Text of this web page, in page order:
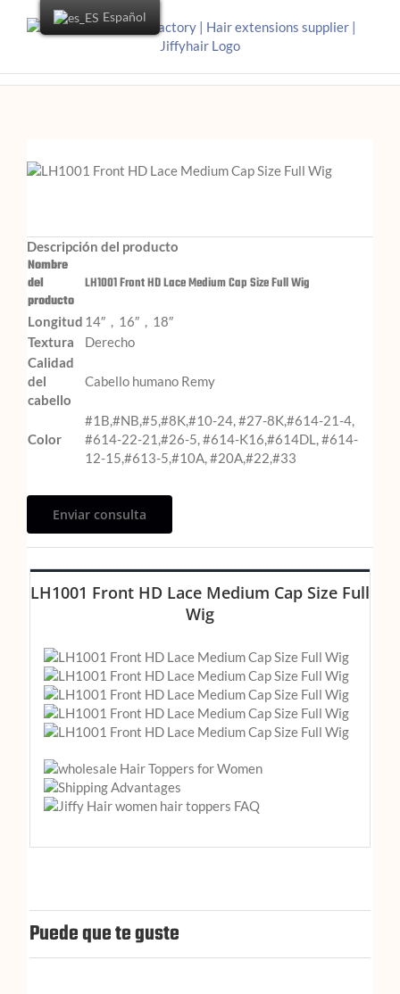
Descripción del producto
Nombre
del
producto
LH1001 Front HD Lace Medium Cap Size Full Wig
Longitud 14″，16″，18″
Textura
Derecho
Calidad
del
cabello
Cabello humano Remy
Color
#1B,#NB,#5,#8K,#10-24, #27-8K,#614-21-4,
#614-22-21,#26-5, #614-K16,#614DL, #614-
12-15,#613-5,#10A, #20A,#22,#33
Enviar consulta
LH1001 Front HD Lace Medium Cap Size Full
Wig
Puede que te guste
Español